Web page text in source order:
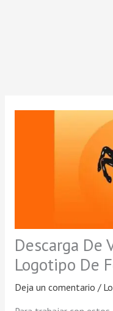
Descarga De
Logotipo De
Deja un comentario /